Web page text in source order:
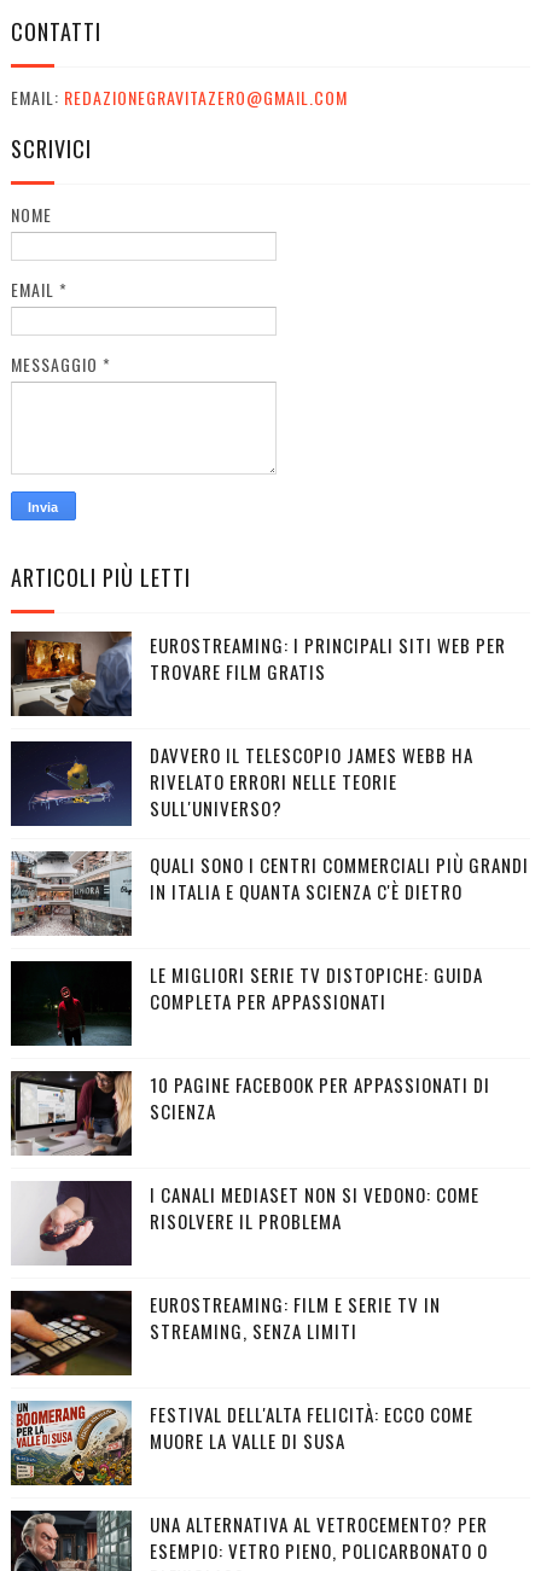
CONTATTI
EMAIL: REDAZIONEGRAVITAZERO@GMAIL.COM
SCRIVICI
NOME
EMAIL *
MESSAGGIO *
ARTICOLI PIÙ LETTI
EUROSTREAMING: I PRINCIPALI SITI WEB PER
TROVARE FILM GRATIS
DAVVERO IL TELESCOPIO JAMES WEBB HA
RIVELATO ERRORI NELLE TEORIE
SULL'UNIVERSO?
QUALI SONO I CENTRI COMMERCIALI PIÙ GRANDI
IN ITALIA E QUANTA SCIENZA C'È DIETRO
LE MIGLIORI SERIE TV DISTOPICHE: GUIDA
COMPLETA PER APPASSIONATI
10 PAGINE FACEBOOK PER APPASSIONATI DI
SCIENZA
I CANALI MEDIASET NON SI VEDONO: COME
RISOLVERE IL PROBLEMA
EUROSTREAMING: FILM E SERIE TV IN
STREAMING, SENZA LIMITI
FESTIVAL DELL'ALTA FELICITÀ: ECCO COME
MUORE LA VALLE DI SUSA
UNA ALTERNATIVA AL VETROCEMENTO? PER
ESEMPIO: VETRO PIENO, POLICARBONATO O